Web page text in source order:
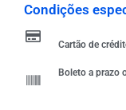
Condições
Cartão de
Boleto a prazo